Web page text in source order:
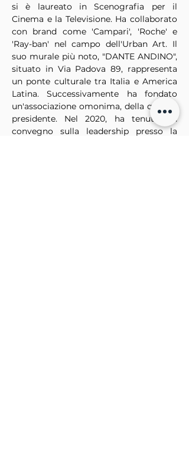
si è laureato in Scenografia per il
Cinema e la Televisione. Ha collaborato
con brand come 'Campari', 'Roche' e
'Ray-ban' nel campo dell'Urban Art. Il
suo murale più noto, "DANTE ANDINO",
situato in Via Padova 89, rappresenta
un ponte culturale tra Italia e America
Latina. Successivamente ha fondato
un'associazione omonima, della quale è
presidente. Nel 2020, ha tenuto un
convegno sulla leadership presso la